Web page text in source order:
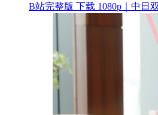
B站完整版 下载 1080p｜中日